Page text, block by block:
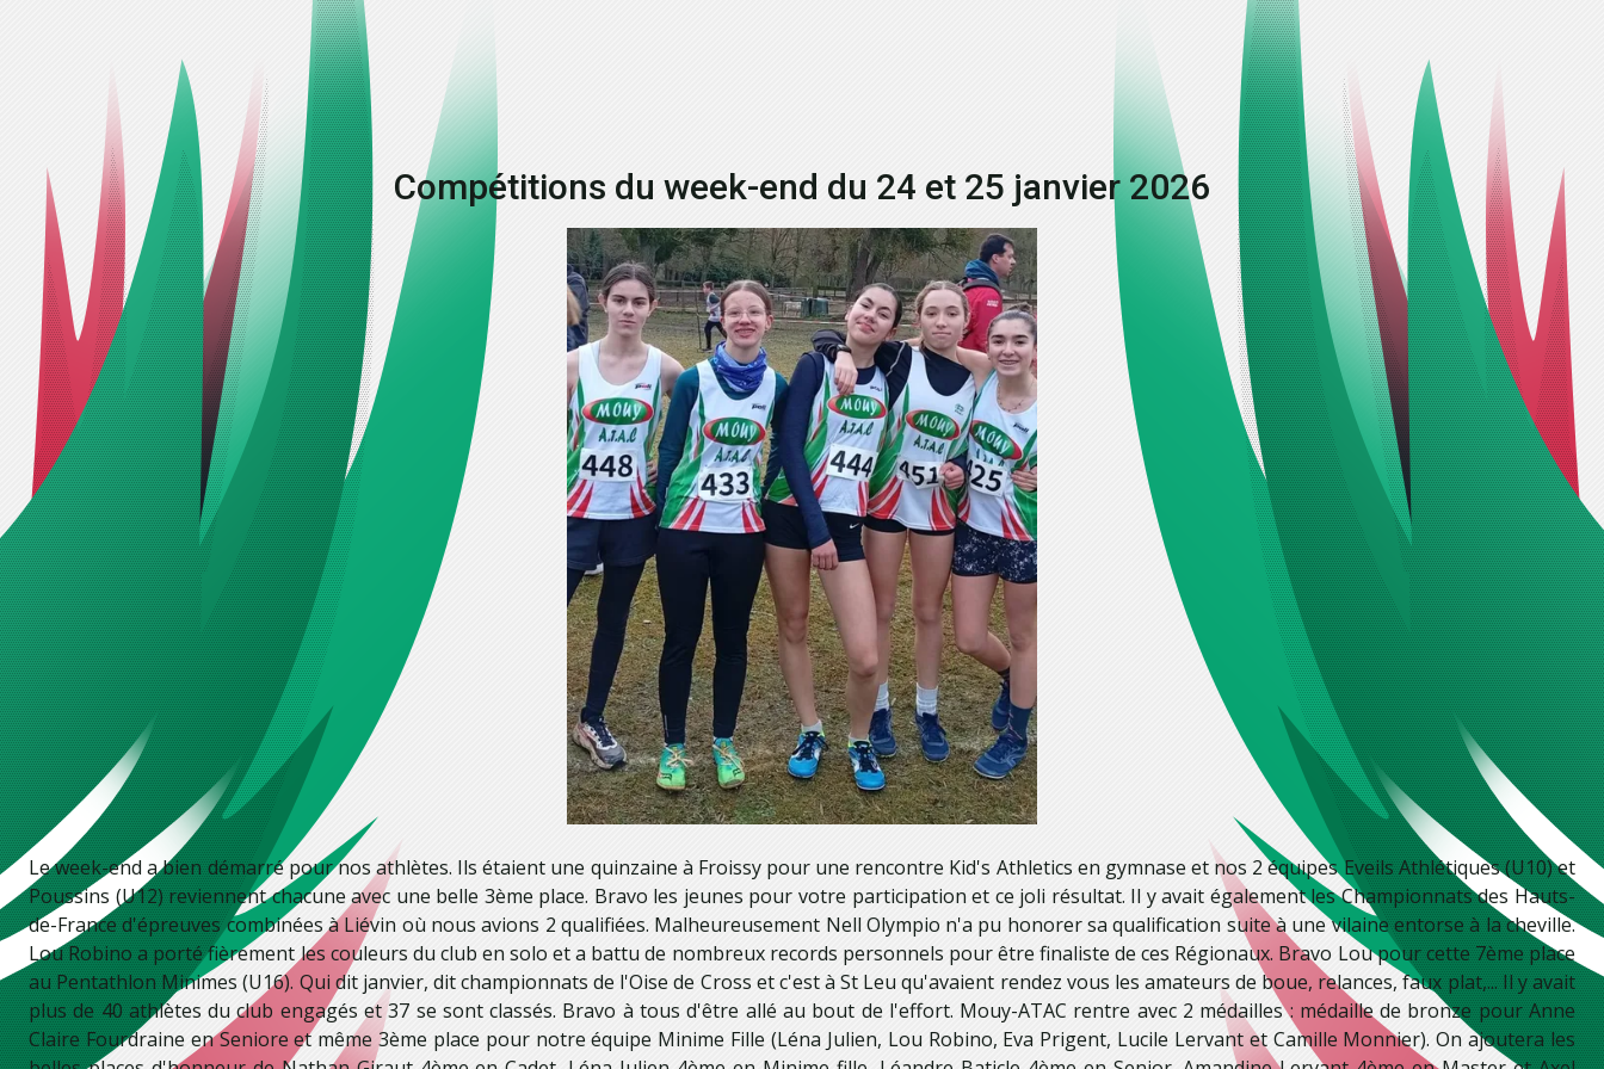
Compétitions du week-end du 24 et 25 janvier 2026
Le week-end a bien démarré pour nos athlètes. Ils étaient une quinzaine à Froissy pour une rencontre Kid's Athletics en gymnase et nos 2 équipes Eveils Athlétiques (U10) et
Poussins (U12) reviennent chacune avec une belle 3ème place. Bravo les jeunes pour votre participation et ce joli résultat. Il y avait également les Championnats des Hauts-
de-France d'épreuves combinées à Liévin où nous avions 2 qualifiées. Malheureusement Nell Olympio n'a pu honorer sa qualification suite à une vilaine entorse à la cheville.
Lou Robino a porté fièrement les couleurs du club en solo et a battu de nombreux records personnels pour être finaliste de ces Régionaux. Bravo Lou pour cette 7ème place
au Pentathlon Minimes (U16). Qui dit janvier, dit championnats de l'Oise de Cross et c'est à St Leu qu'avaient rendez vous les amateurs de boue, relances, faux plat,... Il y avait
plus de 40 athlètes du club engagés et 37 se sont classés. Bravo à tous d'être allé au bout de l'effort. Mouy-ATAC rentre avec 2 médailles : médaille de bronze pour Anne
Claire Fourdraine en Seniore et même 3ème place pour notre équipe Minime Fille (Léna Julien, Lou Robino, Eva Prigent, Lucile Lervant et Camille Monnier). On ajoutera les